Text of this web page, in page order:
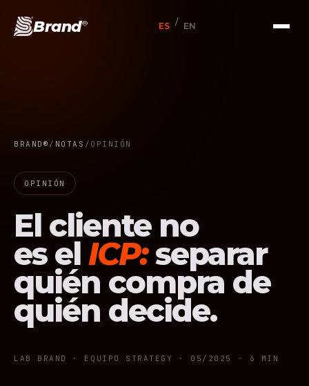
Brand® ES / EN
BRAND® / NOTAS / OPINIÓN
OPINIÓN
El cliente no
es el ICP:separar
quién compra de
quién decide.
LAB BRAND · EQUIPO STRATEGY · 05/2025 · 6 MIN